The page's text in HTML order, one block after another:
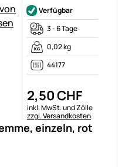
einzeln, rot
Verfügbar
3 - 6 Tage
0,02 kg
44177
2,50CHF
Steuerhinweis:
inkl. MwSt. und Zölle
zzgl. Versandkosten